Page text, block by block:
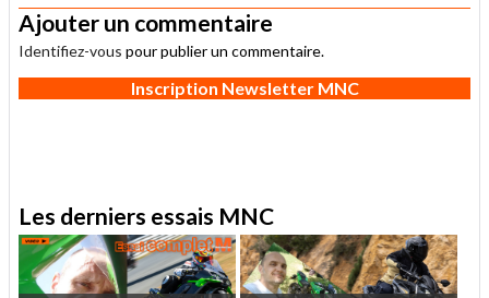
Ajouter un commentaire
Identifiez-vous pour publier un commentaire.
Inscription Newsletter MNC
Les derniers essais MNC